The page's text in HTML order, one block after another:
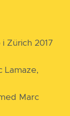
Zürich 2017
Lamaze,
Marc